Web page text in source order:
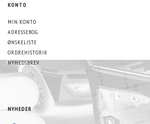
KONTO
MIN KONTO
ADRESSEBOG
ØNSKELISTE
ORDREHISTORIK
NYHEDSBREV
NYHEDER